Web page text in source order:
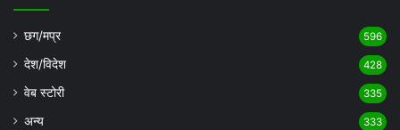
छग/मप्र 596
देश/विदेश 428
वेब स्टोरी 335
अन्य 333